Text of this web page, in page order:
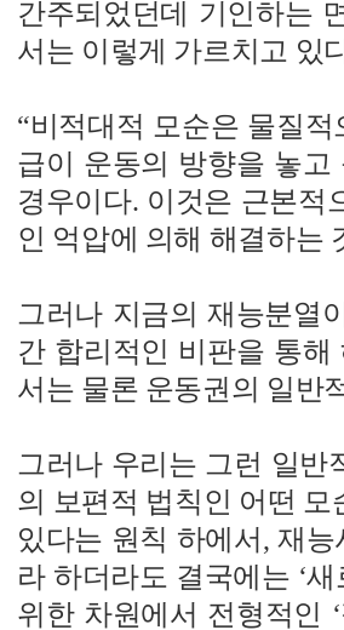
간주되었던데 기인하는
서는 이렇게 가르치고 있
“비적대적 모순은 물질
급이 운동의 방향을 놓
경우이다. 이것은 근본적
인 억압에 의해 해결하는
그러나 지금의 재능분열
간 합리적인 비판을 통
서는 물론 운동권의 일반
그러나 우리는 그런 일반
의 보편적 법칙인 어떤
있다는 원칙 하에서, 재
라 하더라도 결국에는 ‘
위한 차원에서 전형적인